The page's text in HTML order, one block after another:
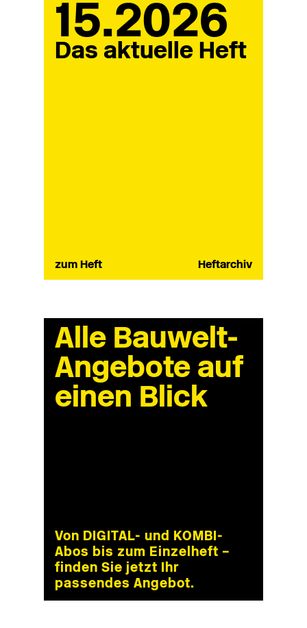
15.2026
Das aktuelle Heft
zum Heft Heftarchiv
Alle Bauwelt-
Angebote auf
einen Blick
Von DIGITAL- und KOMBI-
Abos bis zum Einzelheft –
finden Sie jetzt Ihr
passendes Angebot.